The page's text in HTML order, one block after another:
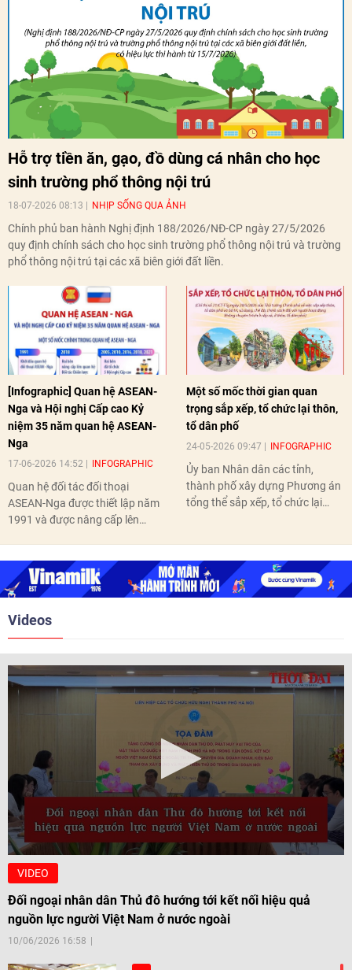
Hỗ trợ tiền ăn, gạo, đồ dùng cá nhân cho học
sinh trường phổ thông nội trú
18-07-2026 08:13 NHỊP SỐNG QUA ẢNH
Chính phủ ban hành Nghị định 188/2026/NĐ-CP ngày 27/5/2026
quy định chính sách cho học sinh trường phổ thông nội trú và trường
phổ thông nội trú tại các xã biên giới đất liền.
[Infographic] Quan hệ ASEAN-
Nga và Hội nghị Cấp cao Kỷ
niệm 35 năm quan hệ ASEAN-
Nga
17-06-2026 14:52 INFOGRAPHIC
Quan hệ đối tác đối thoại
ASEAN-Nga được thiết lập năm
1991 và được nâng cấp lên
nghị Cấp cao vào các năm 2005,
2010, 2016, 2018, 2021.
Một số mốc thời gian quan
trọng sắp xếp, tổ chức lại thôn,
tổ dân phố
24-05-2026 09:47 INFOGRAPHIC
Ủy ban Nhân dân các tỉnh,
thành phố xây dựng Phương án
tổng thể sắp xếp, tổ chức lại
Videos
VIDEO
Đối ngoại nhân dân Thủ đô hướng tới kết nối hiệu quả
nguồn lực người Việt Nam ở nước ngoài
10/06/2026 16:58